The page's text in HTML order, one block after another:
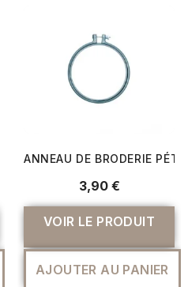
DIAMÉTRE 10,1 CM - RICO
ANNEAU DE BRODERIE
3,90 €
VOIR LE PRODUIT
AJOUTER AU PANIER